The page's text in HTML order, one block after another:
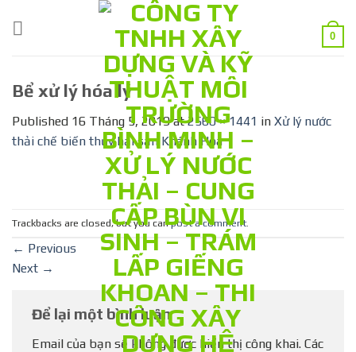
0
Bể xử lý hóa lý
Published 16 Tháng 5, 2019at2560 × 1441 in Xử lý nước
thải chế biến thủy hải sản Khánh Hòa
Trackbacks are closed, but you canpost a comment.
← Previous
Next →
Để lại một bình luận
Email của bạn sẽ không được hiển thị công khai. Các